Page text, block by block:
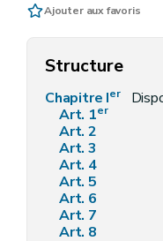
Ajouter aux favoris
Structure
Chapitre Ier
Art. 1er
Art. 2
Art. 3
Art. 4
Art. 5
Art. 6
Art. 7
Art. 8